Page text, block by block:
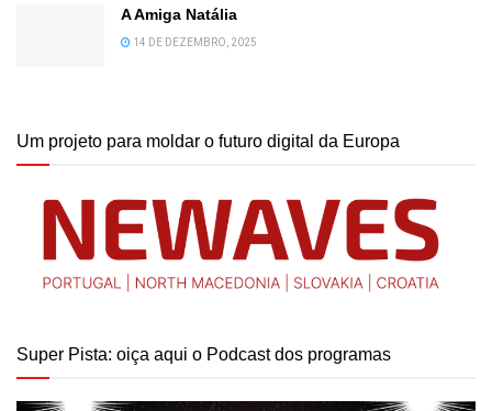
A Amiga Natália
14 DE DEZEMBRO, 2025
Um projeto para moldar o futuro digital da Europa
Super Pista: oiça aqui o Podcast dos programas